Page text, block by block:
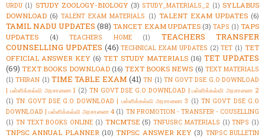
URDU (1) STUDY ZOOLOGY-BIOLOGY (3) STUDY_MATERIALS_2 (1) SYLLABUS
DOWNLOAD (6) TALENT EXAM MATERIALS (1) TALENT EXAM UPDATES (6)
TAMIL NADU UPDATES (88) TANCET EXAM UPDATES (3) TAPS (1) TAPS
UPDATES
(4) TEACHERS HOME (1)
TEACHERS TRANSFER
COUNSELLING UPDATES (46) TECHNICAL EXAM UPDATES (2) TET (1) TET
OFFICIAL ANSWER KEY (6) TET STUDY MATERIALS (16) TET UPDATES
(69) TEXT BOOKS DOWNLOAD (16) TEXT BOOKS NEWS (6) TEXT MATERIALS
(1) THIRAN (1) TIME TABLE EXAM (41) TN (1) TN GOVT DSE G.O DOWNLOAD
| பள்ளிக்கல்வி அரசாணை 1 (2) TN GOVT DSE G.O DOWNLOAD | பள்ளிக்கல்வி அரசாணை 2
(1) TN GOVT DSE G.O DOWNLOAD | பள்ளிக்கல்வி அரசாணை 3 (1) TN GOVT DSE G.O
DOWNLOAD | பள்ளிக்கல்வி அரசாணை 4 (1) TN PROMOTION - TRANSFER - COUSELLING
(1) TN TEXT BOOKS ONLINE (1) TNCMTSE (5) TNFUSRC MATERIALS (1) TNPS (1)
TNPSC ANNUAL PLANNER (10) TNPSC ANSWER KEY (3) TNPSC BULLETIN